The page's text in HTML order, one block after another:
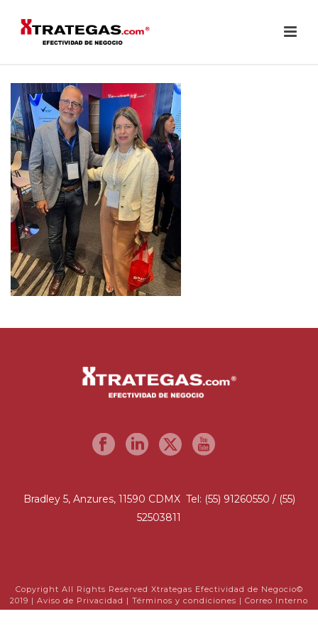
Bradley 5, Anzures, 11590 CDMX Tel: (55) 91260550 / (55)
52503811
Copyright All Rights Reserved Xtrategas Efectividad de Negocio©
2019 | Aviso de Privacidad | Términos y condiciones | Correo Interno